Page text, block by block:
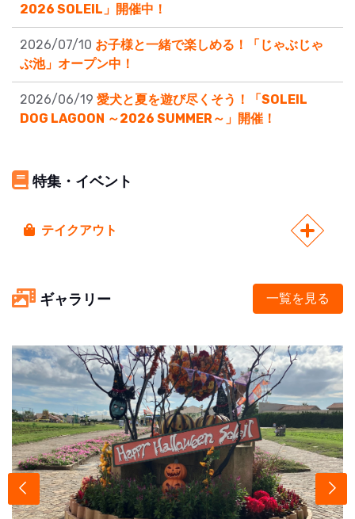
2026 SOLEIL」開催中！
2026/07/10 お子様と一緒で楽しめる！「じゃぶじゃ
ぶ池」オープン中！
2026/06/19 愛犬と夏を遊び尽くそう！「SOLEIL
DOG LAGOON ～2026 SUMMER～」開催！
特集・イベント
テイクアウト
ギャラリー 一覧を見る